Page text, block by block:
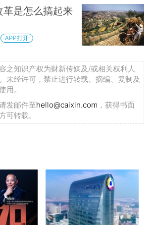
是怎么搞起来
APP打开
之知识产权为财新传媒及/或相关权利人
未经许可，禁止进行转载、摘编、复制及
用。
发邮件至hello@caixin.com ，获得书面
可转载。